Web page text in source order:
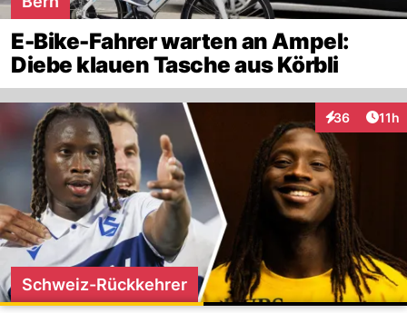
E-Bike-Fahrer warten an Ampel:
Diebe klauen Tasche aus Körbli
36
Interaktionen
11h
Schweiz-Rückkehrer